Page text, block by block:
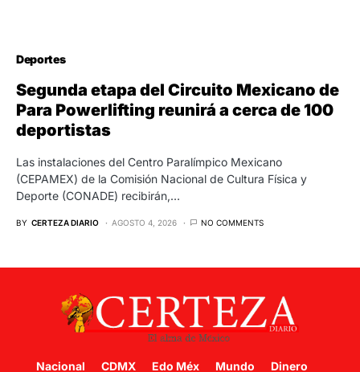
Deportes
Segunda etapa del Circuito Mexicano de
Para Powerlifting reunirá a cerca de 100
deportistas
Las instalaciones del Centro Paralímpico Mexicano
(CEPAMEX) de la Comisión Nacional de Cultura Física y
Deporte (CONADE) recibirán,…
BY CERTEZA DIARIO AGOSTO 4, 2026 NO COMMENTS
Nacional CDMX Edo Méx Mundo Dinero